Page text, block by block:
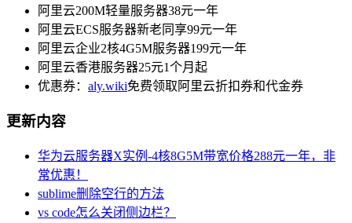
阿里云200M轻量服务器38元一年
阿里云ECS服务器新老同享99元一年
阿里云企业2核4G5M服务器199元一年
阿里云香港服务器25元1个月起
优惠券： aly.wiki免费领取阿里云折扣券和代金券
更新内容
华为云服务器X实例-4核8G5M带宽价格288元一年，非
常优惠！
sublime删除空行的方法
vs code怎么关闭侧边栏？